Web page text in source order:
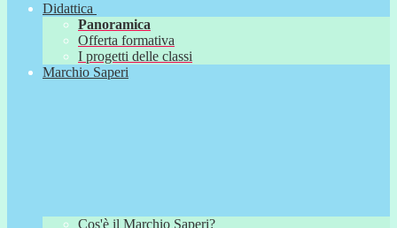
Didattica
Panoramica
Offerta formativa
I progetti delle classi
Marchio Saperi
Cos'è il Marchio Saperi?